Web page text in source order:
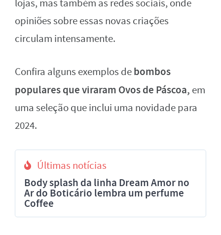
lojas, mas também as redes sociais, onde
opiniões sobre essas novas criações
circulam intensamente.
Confira alguns exemplos debombos
populares que viraram Ovos de Páscoa, em
uma seleção que inclui uma novidade para
2024.
Últimas notícias
Body splash da linha Dream Amor no
Ar do Boticário lembra um perfume
Coffee